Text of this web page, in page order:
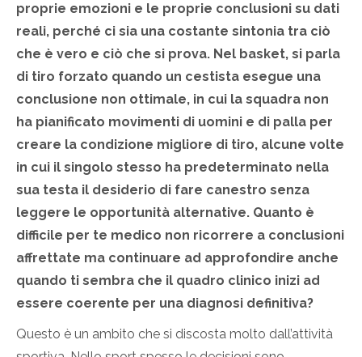
proprie emozioni e le proprie conclusioni su dati
reali, perché ci sia una costante sintonia tra ciò
che è vero e ciò che si prova. Nel basket, si parla
di tiro forzato quando un cestista esegue una
conclusione non ottimale, in cui la squadra non
ha pianificato movimenti di uomini e di palla per
creare la condizione migliore di tiro, alcune volte
in cui il singolo stesso ha predeterminato nella
sua testa il desiderio di fare canestro senza
leggere le opportunità alternative. Quanto è
difficile per te medico non ricorrere a conclusioni
affrettate ma continuare ad approfondire anche
quando ti sembra che il quadro clinico inizi ad
essere coerente per una diagnosi definitiva?
Questo è un ambito che si discosta molto dall’attività